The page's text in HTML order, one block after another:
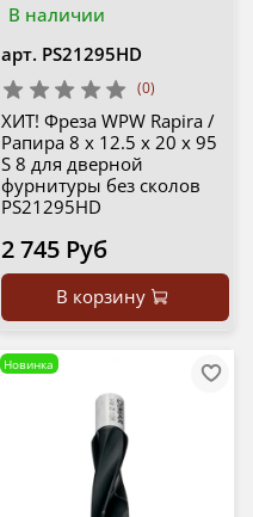
В наличии
арт. PS21295HD
(0)
ХИТ! Фреза WPW Rapira /
Рапира 8 х 12.5 х 20 х 95
S 8 для дверной
фурнитуры без сколов
PS21295HD
2 745 Руб
В корзину
Новинка